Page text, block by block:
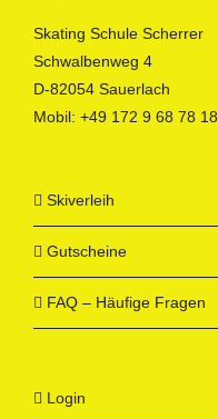
Skating Schule Scherrer
Schwalbenweg 4
D-82054 Sauerlach
Mobil: +49 172 9 68 78 18
Skiverleih
Gutscheine
FAQ – Häufige Fragen
Login